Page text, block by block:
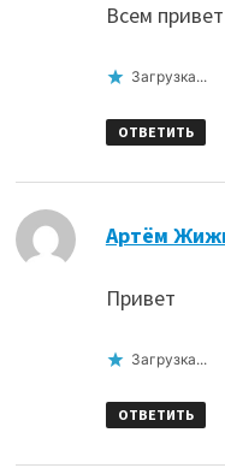
Всем
Загрузка...
ОТВЕТИТЬ
Артём
Привет
Загрузка...
ОТВЕТИТЬ